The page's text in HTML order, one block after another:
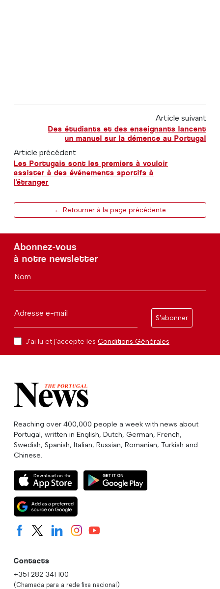
Article suivant
Des étudiants et des enseignants lancent
un manuel sur la démence au Portugal
Article précédent
Les Portugais sont les premiers à vouloir
assister à des événements sportifs à
l'étranger
← Retourner à la page précédente
Abonnez-vous
à notre newsletter
Nom
Adresse e-mail
S'abonner
J'ai lu et j'accepte les Conditions Générales
Reaching over 400,000 people a week with news about
Portugal, written in English, Dutch, German, French,
Swedish, Spanish, Italian, Russian, Romanian, Turkish and
Chinese.
Contacts
+351 282 341 100
(Chamada para a rede fixa nacional)